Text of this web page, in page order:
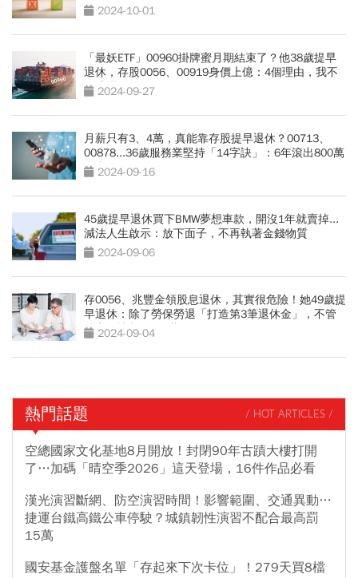
2024-10-01
「最妖ETF」00960掛牌蜜月期結束了？他38歲提早
退休，存股0056、00919身價上億：4個理由，我不
存航運ETF
2024-09-27
月薪只有3、4萬，真能靠存股提早退休？00713、
00878...36歲服務業堅持「14字訣」：6年滾出800萬
資產2024-09-16
45歲提早退休買下BMW夢想車款，開沒1年就賣掉...
減法人生啟示：放下面子，不再執著金錢物質
2024-09-06
存0056、兆豐金領股息退休，其實很危險！她49歲提
早退休：除了勞保勞退「打造第3筆退休金」，不管
股市好壞都穩領4萬
2024-09-04
熱門話題 / HOT ARTICLES /
空總國家文化基地8月開放！封閉90年古蹟大樓打開
了…加碼「晴空季2026」這天登場，16件作品必看
漢光演習斷網、防空演習時間！影響範圍、交通異動…
捷運台鐵高鐵公車停駛？城鎮韌性演習不配合最高罰
15萬
國安基金護盤名單「存起來下次卡位」！279天買8檔